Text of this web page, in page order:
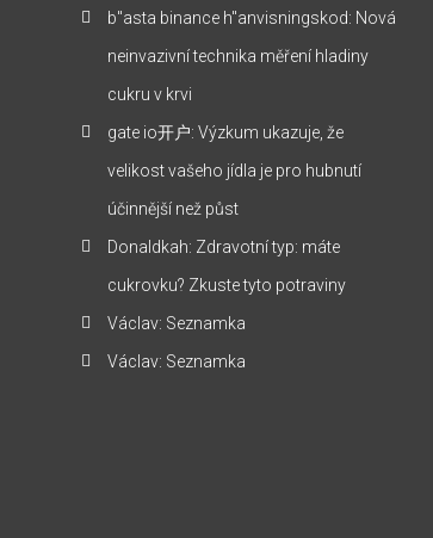
b"asta binance h"anvisningskod: Nová
neinvazivní technika měření hladiny
cukru v krvi
gate io开户:Výzkum ukazuje, že
velikost vašeho jídla je pro hubnutí
účinnější než půst
Donaldkah: Zdravotní typ: máte
cukrovku? Zkuste tyto potraviny
Václav: Seznamka
Václav: Seznamka